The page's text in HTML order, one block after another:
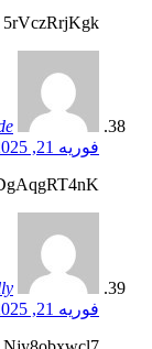
5rVczRrjKgk
فوریه 21, 2025 در 9:01 ب.ظ
فوریه 21, 2025 در 9:07 ب.ظ